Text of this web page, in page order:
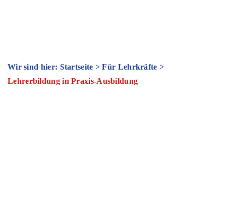
Wir sind hier: Startseite >Für Lehrkräfte >
Lehrerbildung in Praxis-Ausbildung